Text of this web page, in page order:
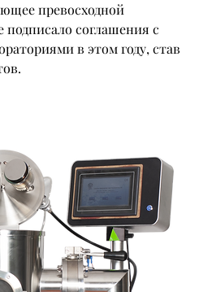
превосходной
соглашения с
в этом году, став